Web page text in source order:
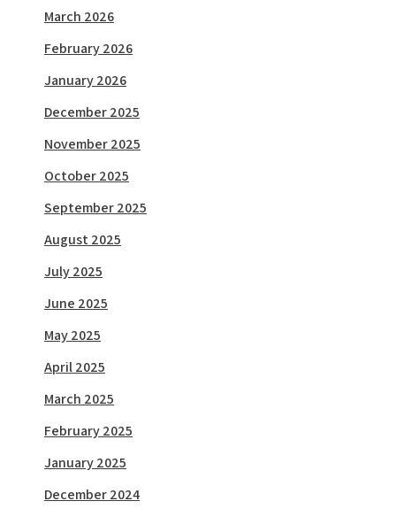
March 2026
February 2026
January 2026
December 2025
November 2025
October 2025
September 2025
August 2025
July 2025
June 2025
May 2025
April 2025
March 2025
February 2025
January 2025
December 2024